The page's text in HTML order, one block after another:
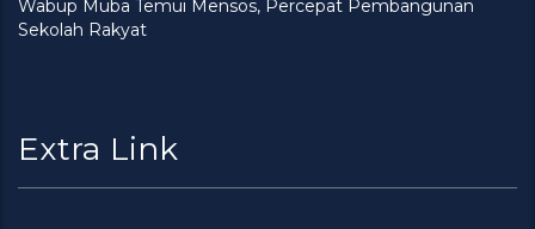
Wabup Muba Temui Mensos, Percepat Pembangunan
Sekolah Rakyat
Extra Link